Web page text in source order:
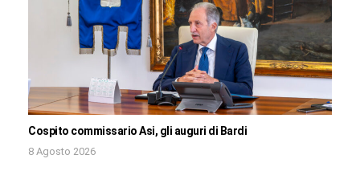
Cospito commissario Asi, gli auguri di Bardi
8 Agosto 2026